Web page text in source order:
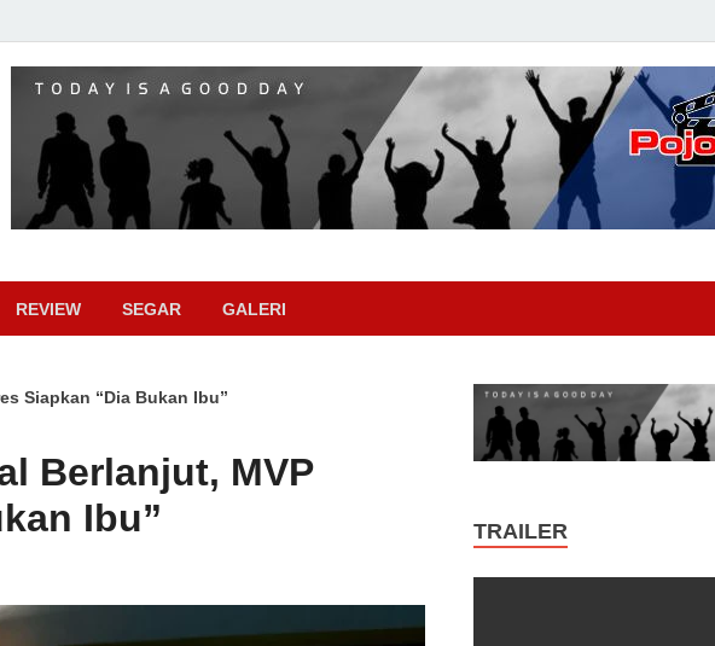
Pojok Sinema
REVIEW SEGAR GALERI
Siapkan “Dia Bukan Ibu”
Berlanjut, MVP
Ibu”
TRAILER